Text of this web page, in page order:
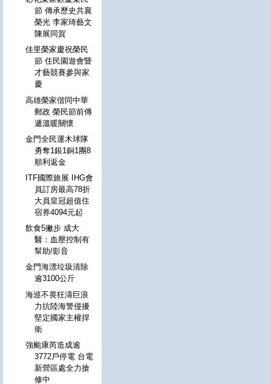
節 傳承歷史共襄
榮光 李家琦藝文
陳展同賀
佳里榮家慶祝榮民
節 住民園遊會暨
才藝競賽參與家
慶
高雄榮家偕同中華
郵政 榮民節前傳
遞溫暖關懷
金門全民運木球隊
勇奪1銀1銅1團8
順利返金
ITF國際旅展 IHG會
員訂房最高78折
大員皇冠超值住
宿券4094元起
飲食5撇步 成大
醫：血壓控制有
幫助/影音
金門海漂垃圾清除
逾3100公斤
海巡不畏狂濤巨浪
力抗陸海警侵擾
堅定國家主權捍
衛
強颱康芮造成逾
3772戶停電 台電
新營區處全力搶
修中